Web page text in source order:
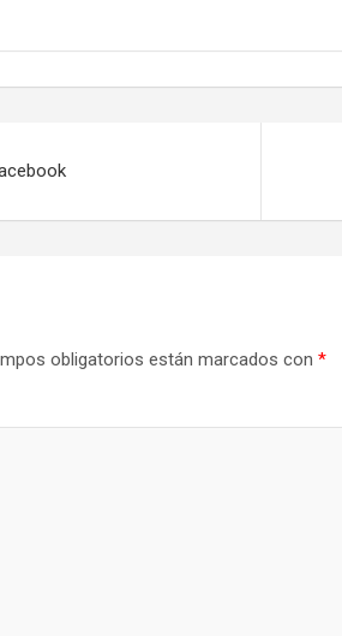
obligatorios están marcados con *